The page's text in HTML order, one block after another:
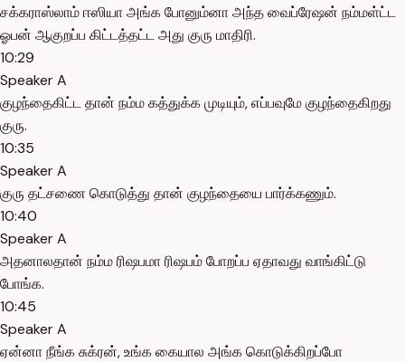
சக்கராஸ்லாம் ஈஸியா அங்க போனும்னா அந்த வைப்ரேஷன் நம்மள்ட்ட
ஓபன் ஆகுறப்ப கிட்டத்தட்ட அது குரு மாதிரி.
10:29
Speaker A
குழந்தைகிட்ட தான் நம்ம கத்துக்க முடியும், எப்பவுமே குழந்தைகிறது
குரு.
10:35
Speaker A
குரு தட்சணை கொடுத்து தான் குழந்தையை பார்க்கணும்.
10:40
Speaker A
அதனாலதான் நம்ம ரிஷபமா ரிஷபம் போறப்ப ஏதாவது வாங்கிட்டு
போங்க.
10:45
Speaker A
ஏன்னா நீங்க சுக்ரன், உங்க கையால அங்க கொடுக்கிறப்போ